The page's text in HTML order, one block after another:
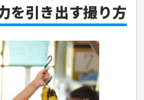
を引き出す撮り方